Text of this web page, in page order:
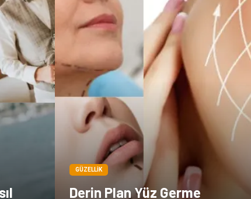
Spor Malzemeleri Hediyelik Eşya
Kültür Acil ve İlkyardım
GÜZELLIK
Derin Plan Yüz Germe